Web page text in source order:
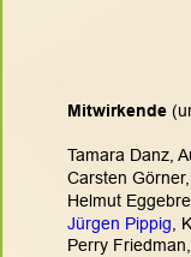
Mitwirkende
Tamara Danz,
Carsten
Helmut
Jürgen Pippig ,
Perry